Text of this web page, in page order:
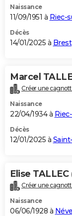
Naissance
11/09/1951 à Riec-
Décès
14/01/2025 à Brest
Marcel
Créer une
Naissance
22/04/1934 à
Décès
12/01/2025 à
Elise TALLEC
Créer une
Naissance
06/06/1928 à